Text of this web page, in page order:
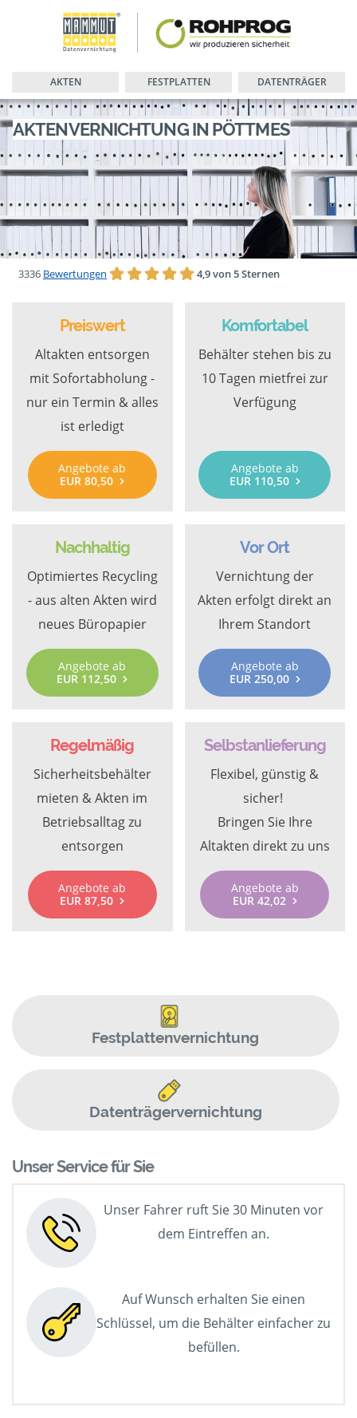
AKTEN FESTPLATTEN DATENTRÄGER
AKTENVERNICHTUNG IN PÖTTMES
3336 Bewertungen 4,9 von 5 Sternen
Preiswert
Altakten entsorgen
mit Sofortabholung -
nur ein Termin & alles
ist erledigt
Angebote ab
EUR 80,50
Komfortabel
Behälter stehen bis zu
10 Tagen mietfrei zur
Verfügung
Angebote ab
EUR 110,50
Nachhaltig
Optimiertes Recycling
- aus alten Akten wird
neues Büropapier
Angebote ab
EUR 112,50
Vor Ort
Vernichtung der
Akten erfolgt direkt an
Ihrem Standort
Angebote ab
EUR 250,00
Regelmäßig
Sicherheitsbehälter
mieten & Akten im
Betriebsalltag zu
entsorgen
Angebote ab
EUR 87,50
Selbstanlieferung
Flexibel, günstig &
sicher!
Bringen Sie Ihre
Altakten direkt zu uns
Angebote ab
EUR 42,02
Festplattenvernichtung
Datenträgervernichtung
Unser Service für Sie
Unser Fahrer ruft Sie 30 Minuten vor
dem Eintreffen an.
Auf Wunsch erhalten Sie einen
Schlüssel, um die Behälter einfacher zu
befüllen.